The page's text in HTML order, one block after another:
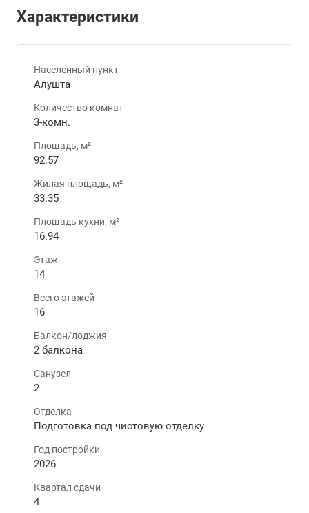
Характеристики
Населенный пункт
Алушта
Количество комнат
3-комн.
Площадь, м²
92.57
Жилая площадь, м²
33.35
Площадь кухни, м²
16.94
Этаж
14
Всего этажей
16
Балкон/лоджия
2 балкона
Санузел
2
Отделка
Подготовка под чистовую отделку
Год постройки
2026
Квартал сдачи
4